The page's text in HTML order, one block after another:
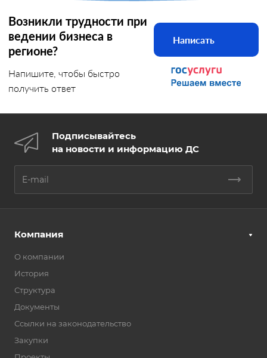
Возникли трудности при
ведении бизнеса в
регионе?
Напишите, чтобы быстро
получить ответ
Написать
Подписывайтесь
на новости и информацию ДС
Компания
О компании
История
Структура
Документы
Ссылки на законодательство
Закупки